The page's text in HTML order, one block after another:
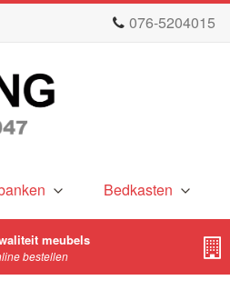
076-5204015
Bedkasten
meubels
bestellen